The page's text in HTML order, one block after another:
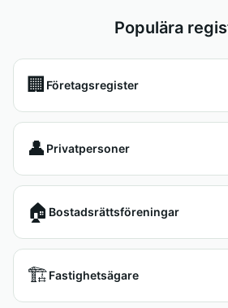
Populära
🏢 Företagsregister
👤 Privatpersoner
🏠 Bostadsrättsföreningar
🏗️Fastighetsägare